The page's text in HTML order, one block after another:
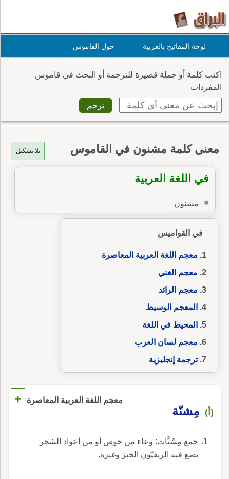
لوحة المفاتيح بالعربية حول القاموس
اكتب كلمة أو جملة قصيرة للترجمة أو البحث في قاموس
المفردات
بلا تشكيل معنى كلمة مشنون في القاموس
في اللغة العربية
مشنون
في القواميس
معجم اللغة العربية المعاصرة
معجم الغني
معجم الرائد
المعجم الوسيط
المحيط في اللغة
معجم لسان العرب
ترجمة إنجليزية
معجم اللغة العربية المعاصرة +
(أ) مِشنّة
جمع مِشَنَّات: وعاء من خوص أو من أعواد الشجر
يضع فيه الريفيّون الخبزَ وغيرَه.